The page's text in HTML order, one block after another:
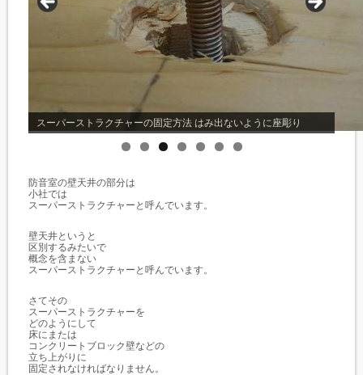
スーパーストラクチャーの固定方法 はみ出ないように座彫り
防音室の壁天井の部分は
小社では
スーパーストラクチャーと呼んでいます。
壁天井というと
区別するみたいで
概念を含まない
スーパーストラクチャーと呼んでいます。
さてその
スーパーストラクチャーを
どのようにして
床にまたは
コンクリートブロック壁などの
立ち上がりに
固定されなければなりません。